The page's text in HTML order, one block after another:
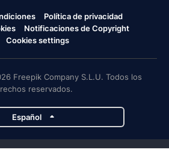
Política de privacidad
Notificaciones de Copyright
Cookies settings
Freepik Company S.L.U. Todos los
reservados.
Español